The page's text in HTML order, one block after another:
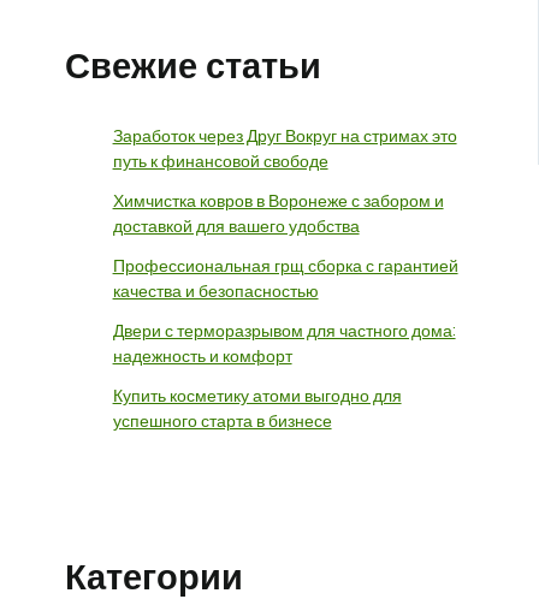
Свежие статьи
Заработок через Друг Вокруг на стримах это
путь к финансовой свободе
Химчистка ковров в Воронеже с забором и
доставкой для вашего удобства
Профессиональная грщ сборка с гарантией
качества и безопасностью
Двери с терморазрывом для частного дома:
надежность и комфорт
Купить косметику атоми выгодно для
успешного старта в бизнесе
Категории